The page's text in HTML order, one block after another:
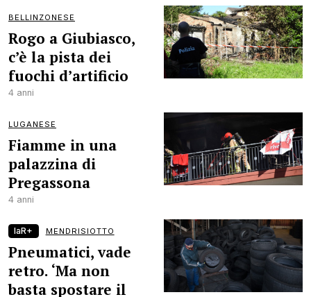
BELLINZONESE
Rogo a Giubiasco,
c’è la pista dei
fuochi d’artificio
4 anni
LUGANESE
Fiamme in una
palazzina di
Pregassona
4 anni
laR+ MENDRISIOTTO
Pneumatici, vade
retro. ‘Ma non
basta spostare il